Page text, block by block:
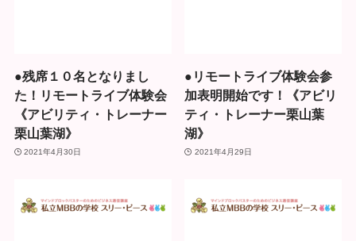
●残席１０名となりまし
た！リモートライブ体験会
《アビリティ・トレーナー
栗山葉湖》
2021年4月30日
●リモートライブ体験会参
加表明開始です！《アビリ
ティ・トレーナー栗山葉
湖》
2021年4月29日